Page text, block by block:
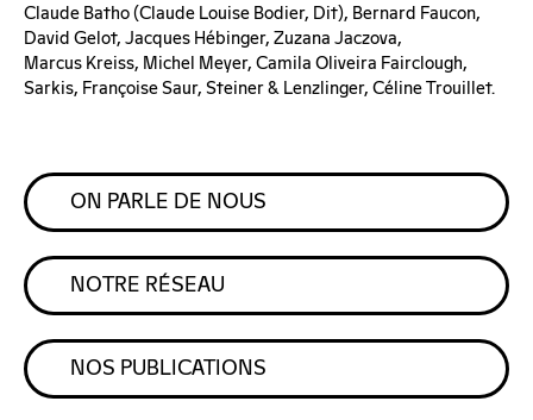
Claude Batho (claude Louise Bodier, Dit), Bernard Faucon,
David Gelot, Jacques Hébinger, Zuzana Jaczova,
Marcus Kreiss, Michel Meyer, Camila Oliveira Fairclough,
Sarkis, Françoise Saur, Steiner & Lenzlinger, Céline Trouillet.
ON PARLE DE NOUS
NOTRE RÉSEAU
NOS PUBLICATIONS